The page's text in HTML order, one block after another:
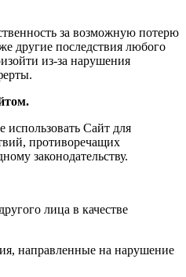
за возможную потерю
другие последствия любого
из-за нарушения
использовать Сайт для
противоречащих
законодательству.
лица в качестве
направленные на нарушение